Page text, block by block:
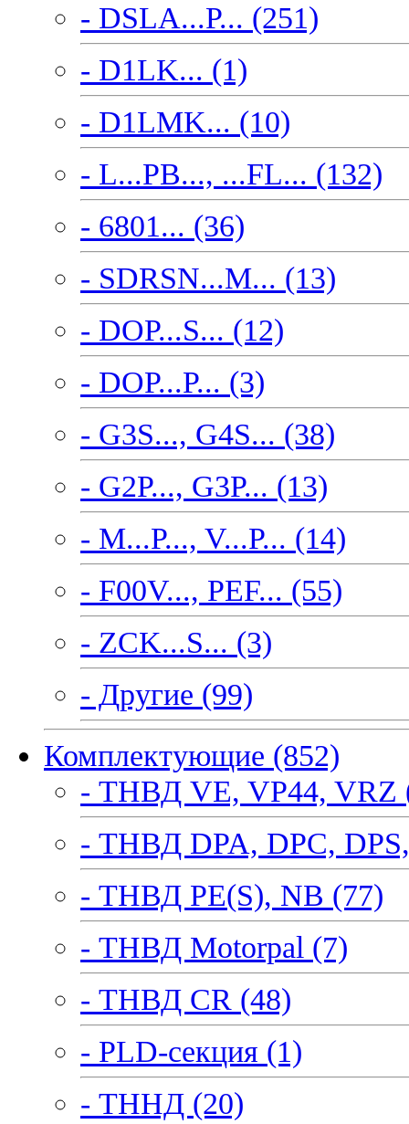
- DSLA...P... (251)
- D1LK... (1)
- D1LMK... (10)
- L...PB..., ...FL... (132)
- 6801... (36)
- SDRSN...M... (13)
- DOP...S... (12)
- DOP...P... (3)
- G3S..., G4S... (38)
- G2P..., G3P... (13)
- M...P..., V...P... (14)
- F00V..., PEF... (55)
- ZCK...S... (3)
- Другие (99)
Комплектующие (852)
- ТНВД VE, VP44, VRZ
- ТНВД DPA, DPC,
- ТНВД PE(S), NB (77)
- ТНВД Motorpal (7)
- ТНВД CR (48)
- PLD-секция (1)
- ТННД (20)